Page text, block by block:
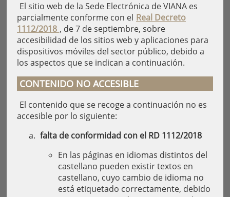
El sitio web de la Sede Electrónica de VIANA es
parcialmente conforme con el Real Decreto
1112/2018 , de 7 de septiembre, sobre
accesibilidad de los sitios web y aplicaciones para
dispositivos móviles del sector público, debido a
los aspectos que se indican a continuación.
CONTENIDO NO ACCESIBLE
El contenido que se recoge a continuación no es
accesible por lo siguiente:
falta de conformidad con el RD 1112/2018
En las páginas en idiomas distintos del
castellano pueden existir textos en
castellano, cuyo cambio de idioma no
está etiquetado correctamente, debido